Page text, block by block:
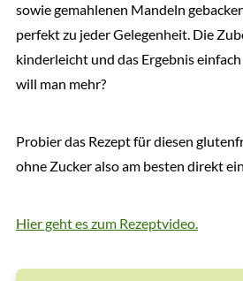
sowie gemahlenen Mandeln
perfekt zu jeder Gelegenheit. Die
kinderleicht und das Ergebnis
will man mehr?
Probier das Rezept für diesen
ohne Zucker also am besten direkt
Hier geht es zum Rezeptvideo.